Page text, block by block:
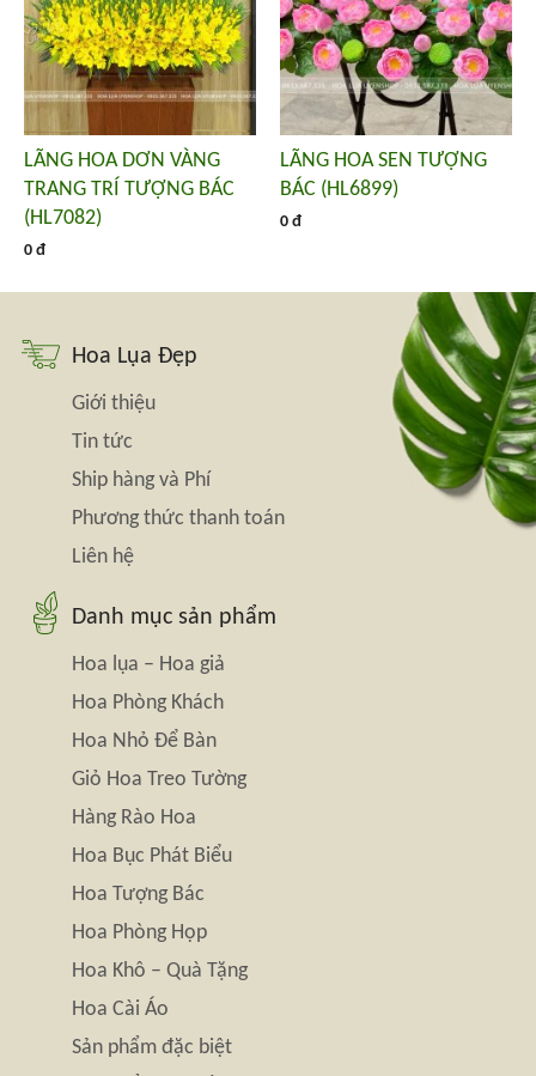
LÃNG HOA DƠN VÀNG
TRANG TRÍ TƯỢNG BÁC
(HL7082)
0 đ
LÃNG HOA SEN TƯỢNG
BÁC (HL6899)
0 đ
Hoa Lụa Đẹp
Giới thiệu
Tin tức
Ship hàng và Phí
Phương thức thanh toán
Liên hệ
Danh mục sản phẩm
Hoa lụa – Hoa giả
Hoa Phòng Khách
Hoa Nhỏ Để Bàn
Giỏ Hoa Treo Tường
Hàng Rào Hoa
Hoa Bục Phát Biểu
Hoa Tượng Bác
Hoa Phòng Họp
Hoa Khô – Quà Tặng
Hoa Cài Áo
Sản phẩm đặc biệt